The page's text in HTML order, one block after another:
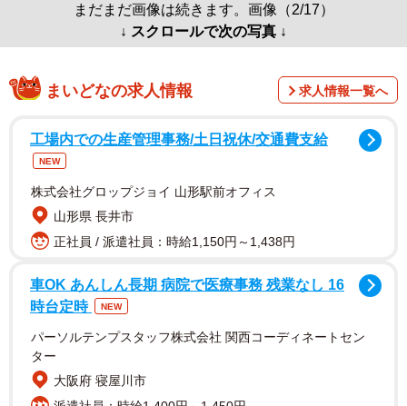
まだまだ画像は続きます。画像（2/17）
↓ スクロールで次の写真 ↓
まいどなの求人情報 求人情報一覧へ
工場内での生産管理事務/土日祝休/交通費支給
NEW
株式会社グロップジョイ 山形駅前オフィス
山形県 長井市
正社員 / 派遣社員：時給1,150円～1,438円
車OK あんしん長期 病院で医療事務 残業なし 16
時台定時
NEW
パーソルテンプスタッフ株式会社 関西コーディネートセン
ター
大阪府 寝屋川市